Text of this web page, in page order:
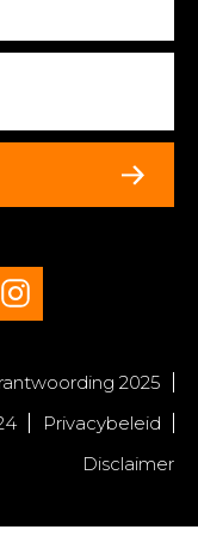
2025
Privacybeleid
Disclaimer